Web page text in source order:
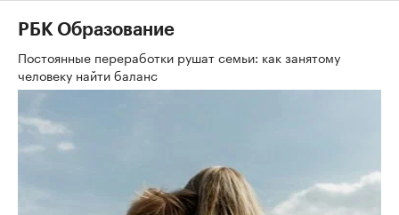
РБК Образование
Постоянные переработки рушат семьи: как занятому
человеку найти баланс